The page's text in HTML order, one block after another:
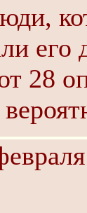
его
28